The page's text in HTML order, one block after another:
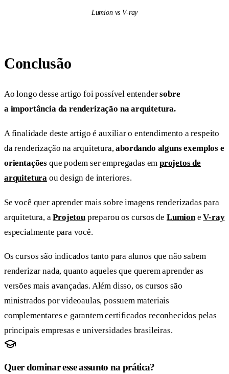
Lumion vs V-ray
Conclusão
Ao longo desse artigo foi possível entendersobre
a importância da renderização na arquitetura.
A finalidade deste artigo é auxiliar o entendimento a respeito
da renderização na arquitetura,abordando alguns exemplos e
orientações que podem ser empregadas em projetos de
arquitetura ou design de interiores.
Se você quer aprender mais sobre imagens renderizadas para
arquitetura, aProjetoupreparou os cursos de LumioneV-ray
especialmente para você.
Os cursos são indicados tanto para alunos que não sabem
renderizar nada, quanto aqueles que querem aprender as
versões mais avançadas. Além disso, os cursos são
ministrados por videoaulas, possuem materiais
complementares e garantem certificados reconhecidos pelas
principais empresas e universidades brasileiras.
Quer dominar esse assunto na prática?